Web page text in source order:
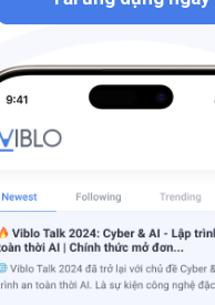
tự tổ chức không
tập hợp các
Đó là một quá
đào tạo để có thể tự
đến đâu còn tuỳ
lực, nhận thức
người hướng dẫn
lãnh đạo